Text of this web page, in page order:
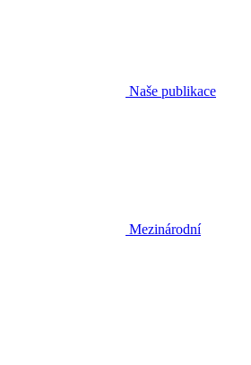
Naše publikace
Mezinárodní